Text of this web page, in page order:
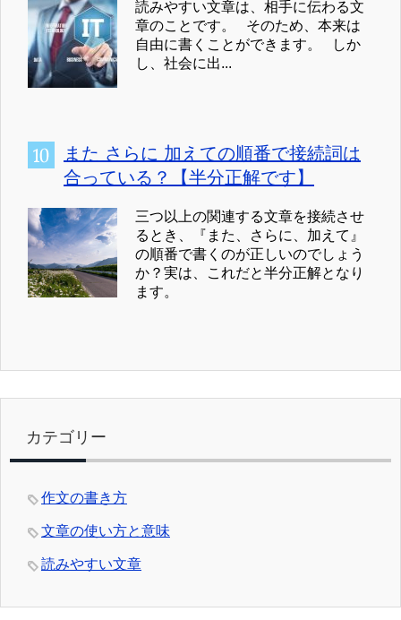
読みやすい文章は、相手に伝わる文
章のことです。 そのため、本来は
自由に書くことができます。 しか
し、社会に出...
また さらに 加えての順番で接続詞は
合っている？【半分正解です】
三つ以上の関連する文章を接続させ
るとき、『また、さらに、加えて』
の順番で書くのが正しいのでしょう
か？実は、これだと半分正解となり
ます。
カテゴリー
作文の書き方
文章の使い方と意味
読みやすい文章